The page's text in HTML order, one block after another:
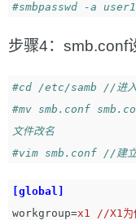
#smbpasswd -a user1
步骤4：smb.conf
#cd /etc/samb //进入
#mv smb.conf
文件改名
#vim smb.conf //建立
[global]
workgroup=x1 //X1为